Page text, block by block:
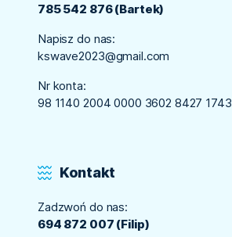
785 542 876 (Bartek)
Napisz do nas:
kswave2023@gmail.com
Nr konta:
98 1140 2004 0000 3602 8427 1743
Kontakt
Zadzwoń do nas:
694 872 007 (Filip)